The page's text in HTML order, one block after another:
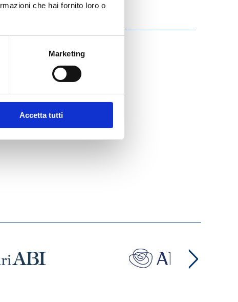
che hai fornito loro o
Marketing
Accetta tutti